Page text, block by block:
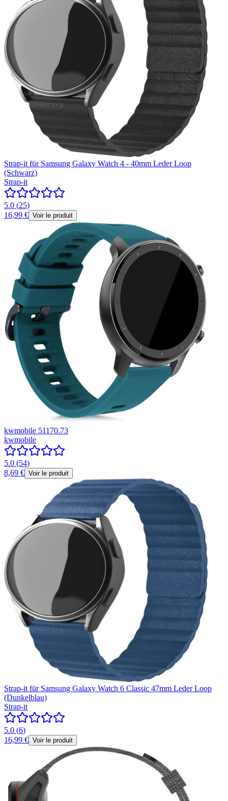
Strap-it für Samsung Galaxy Watch 4 - 40mm Leder Loop
(Schwarz)
Strap-it
5.0 (25)
16,99 € Voir le produit
kwmobile 51170.73
kwmobile
5.0 (54)
8,69 € Voir le produit
Strap-it für Samsung Galaxy Watch 6 Classic 47mm Leder Loop
(Dunkelblau)
Strap-it
5.0 (6)
16,99 € Voir le produit